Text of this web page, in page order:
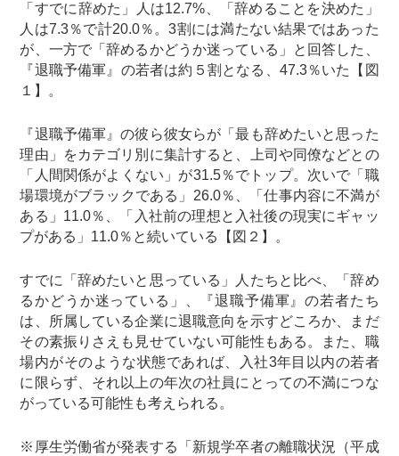
「すでに辞めた」人は12.7%、「辞めることを決めた」
人は7.3％で計20.0％。3割には満たない結果ではあった
が、一方で「辞めるかどうか迷っている」と回答した、
『退職予備軍』の若者は約５割となる、47.3％いた【図
１】。
『退職予備軍』の彼ら彼女らが「最も辞めたいと思った
理由」をカテゴリ別に集計すると、上司や同僚などとの
「人間関係がよくない」が31.5％でトップ。次いで「職
場環境がブラックである」26.0％、「仕事内容に不満が
ある」11.0％、「入社前の理想と入社後の現実にギャッ
プがある」11.0％と続いている【図２】。
すでに「辞めたいと思っている」人たちと比べ、「辞め
るかどうか迷っている」、『退職予備軍』の若者たち
は、所属している企業に退職意向を示すどころか、まだ
その素振りさえも見せていない可能性もある。また、職
場内がそのような状態であれば、入社3年目以内の若者
に限らず、それ以上の年次の社員にとっての不満につな
がっている可能性も考えられる。
※厚生労働省が発表する「新規学卒者の離職状況（平成